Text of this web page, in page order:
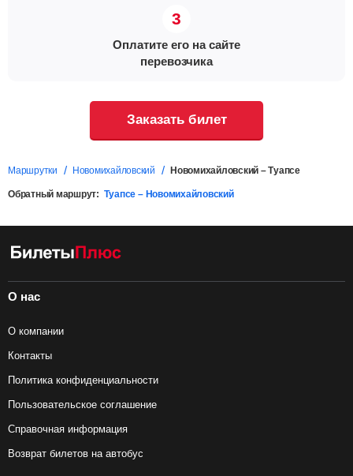
Оплатите его на сайте
перевозчика
Заказать билет
Маршрутки Новомихайловский Новомихайловский – Туапсе
Обратный маршрут: Туапсе – Новомихайловский
О нас
О компании
Контакты
Политика конфиденциальности
Пользовательское соглашение
Справочная информация
Возврат билетов на автобус